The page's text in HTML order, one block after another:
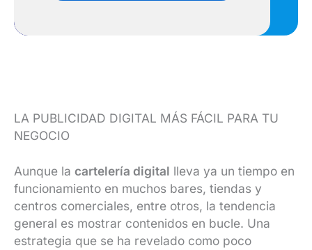
LA PUBLICIDAD DIGITAL MÁS FÁCIL PARA TU
NEGOCIO
Aunque la cartelería digital lleva ya un tiempo en
funcionamiento en muchos bares, tiendas y
centros comerciales, entre otros, la tendencia
general es mostrar contenidos en bucle. Una
estrategia que se ha revelado como poco